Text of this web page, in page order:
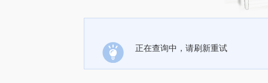
正在查询中，请刷新重试